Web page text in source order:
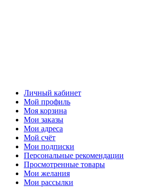
Личный кабинет
Мой профиль
Моя корзина
Мои заказы
Мои адреса
Мой счёт
Мои подписки
Персональные рекомендации
Просмотренные товары
Мои желания
Мои рассылки